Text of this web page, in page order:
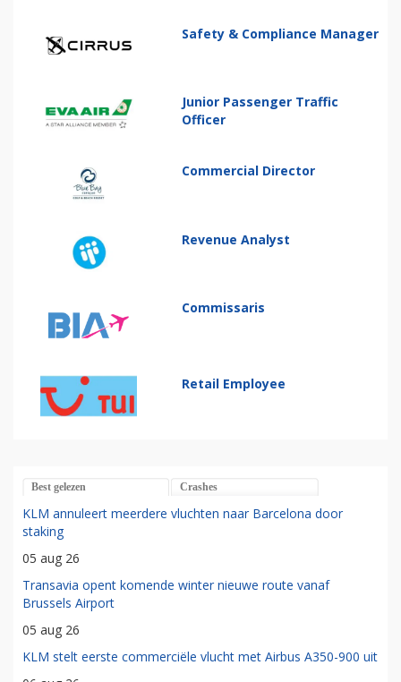
Safety & Compliance Manager
Junior Passenger Traffic
Officer
Commercial Director
Revenue Analyst
Commissaris
Retail Employee
Best gelezen Crashes
KLM annuleert meerdere vluchten naar Barcelona door
staking
05 aug 26
Transavia opent komende winter nieuwe route vanaf
Brussels Airport
05 aug 26
KLM stelt eerste commerciële vlucht met Airbus A350-900 uit